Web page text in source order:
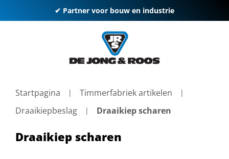
✔ Partner voor bouw en industrie
Startpagina
Timmerfabriek artikelen
Draaikiepbeslag
Draaikiep scharen
Draaikiep scharen